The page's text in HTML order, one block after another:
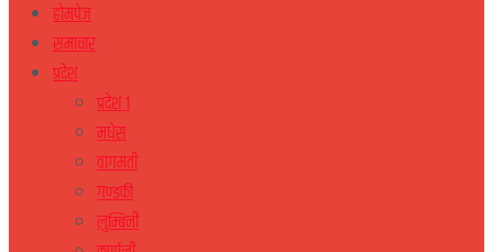
होमपेज
समाचार
प्रदेश
प्रदेश १
मधेस
वागमती
गण्डकी
लुम्बिनी